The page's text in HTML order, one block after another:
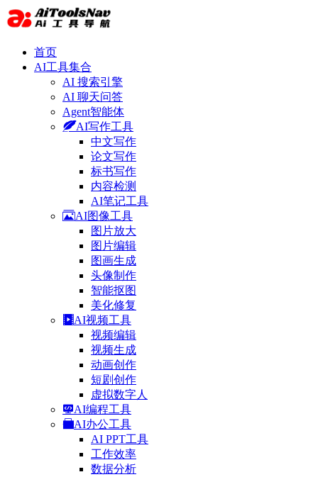
首页
AI工具集合
AI 搜索引擎
AI 聊天问答
Agent智能体
AI写作工具
中文写作
论文写作
标书写作
内容检测
AI笔记工具
AI图像工具
图片放大
图片编辑
图画生成
头像制作
智能抠图
美化修复
AI视频工具
视频编辑
视频生成
动画创作
短剧创作
虚拟数字人
AI编程工具
AI办公工具
AI PPT工具
工作效率
数据分析